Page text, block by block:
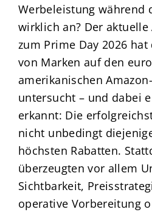
Werbeleistung während
wirklich an? Der aktuelle
zum Prime Day 2026
von Marken auf den
amerikanischen
untersucht – und dabei
erkannt: Die
nicht unbedingt
höchsten Rabatten.
überzeugten vor allem
Sichtbarkeit,
operative Vorbereitung